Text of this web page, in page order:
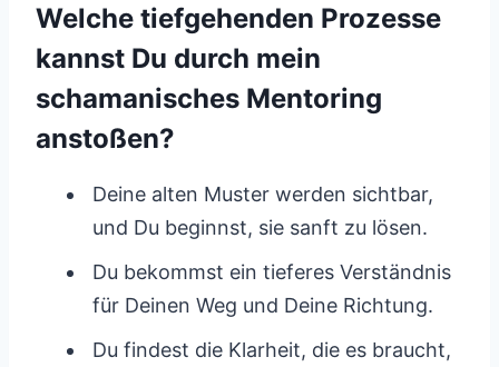
Welche tiefgehenden Prozesse
kannst Du durch mein
schamanisches Mentoring
anstoßen?
Deine alten Muster werden sichtbar,
und Du beginnst, sie sanft zu lösen.
Du bekommst ein tieferes Verständnis
für Deinen Weg und Deine Richtung.
Du findest die Klarheit, die es braucht,